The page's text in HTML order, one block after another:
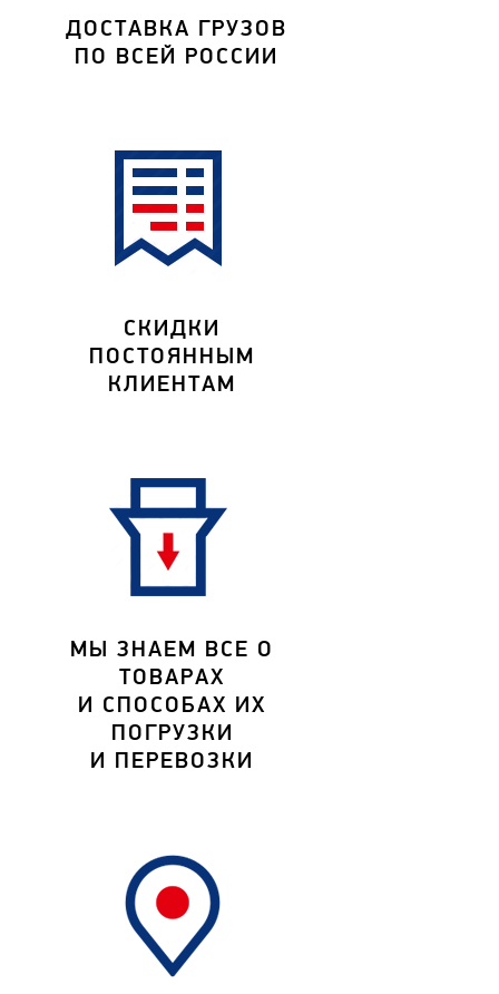
ДОСТАВКА ГРУЗОВ
ПО ВСЕЙ РОССИИ
СКИДКИ
ПОСТОЯННЫМ
КЛИЕНТАМ
МЫ ЗНАЕМ ВСЕ О
ТОВАРАХ
И СПОСОБАХ ИХ
ПОГРУЗКИ
И ПЕРЕВОЗКИ